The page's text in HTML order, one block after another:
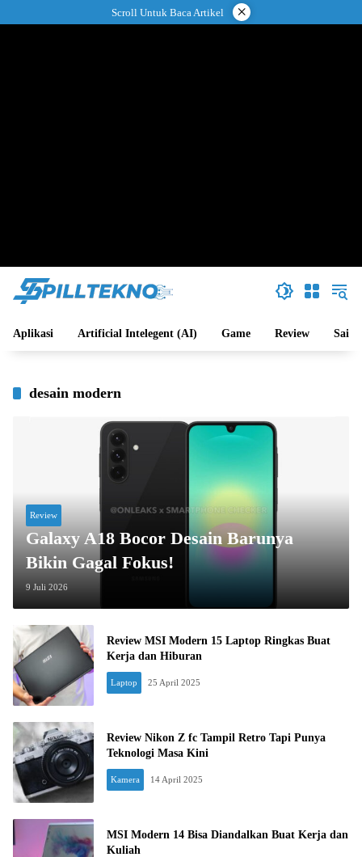
ke
Scroll Untuk Baca Artikel ×
Aplikasi Artificial Intelegent (AI) Game Review Sains
desain modern
Review
Galaxy A18 Bocor Desain Barunya
Bikin Gagal Fokus!
9 Juli 2026
Review MSI Modern 15 Laptop Ringkas Buat
Kerja dan Hiburan
Laptop 25 April 2025
Review Nikon Z fc Tampil Retro Tapi Punya
Teknologi Masa Kini
Kamera 14 April 2025
MSI Modern 14 Bisa Diandalkan Buat Kerja dan
Kuliah